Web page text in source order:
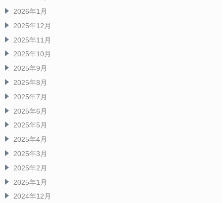
2026年1月
2025年12月
2025年11月
2025年10月
2025年9月
2025年8月
2025年7月
2025年6月
2025年5月
2025年4月
2025年3月
2025年2月
2025年1月
2024年12月